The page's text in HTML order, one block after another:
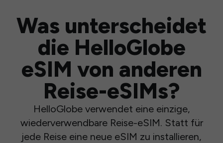
Was unterscheidet
die HelloGlobe
eSIM von anderen
Reise-eSIMs?
HelloGlobe verwendet eine einzige,
wiederverwendbare Reise-eSIM. Statt für
jede Reise eine neue eSIM zu installieren,